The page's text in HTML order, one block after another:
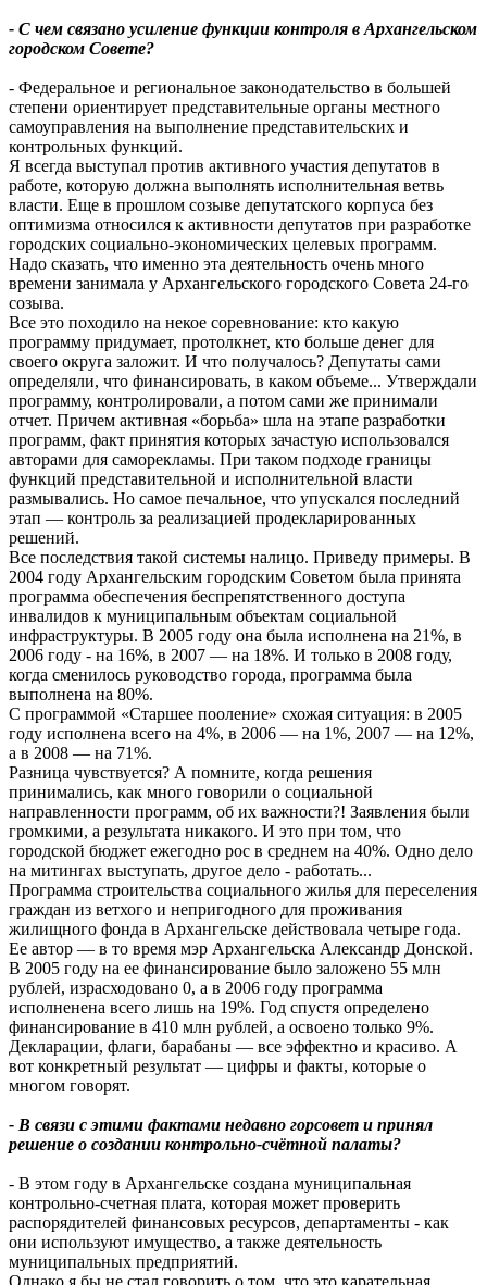
- С чем связано усиление функции контроля в Архангельском
городском Совете?
- Федеральное и региональное законодательство в большей
степени ориентирует представительные органы местного
самоуправления на выполнение представительских и
контрольных функций.
Я всегда выступал против активного участия депутатов в
работе, которую должна выполнять исполнительная ветвь
власти. Еще в прошлом созыве депутатского корпуса без
оптимизма относился к активности депутатов при разработке
городских социально-экономических целевых программ.
Надо сказать, что именно эта деятельность очень много
времени занимала у Архангельского городского Совета 24-го
созыва.
Все это походило на некое соревнование: кто какую
программу придумает, протолкнет, кто больше денег для
своего округа заложит. И что получалось? Депутаты сами
определяли, что финансировать, в каком объеме... Утверждали
программу, контролировали, а потом сами же принимали
отчет. Причем активная «борьба» шла на этапе разработки
программ, факт принятия которых зачастую использовался
авторами для саморекламы. При таком подходе границы
функций представительной и исполнительной власти
размывались. Но самое печальное, что упускался последний
этап — контроль за реализацией продекларированных
решений.
Все последствия такой системы налицо. Приведу примеры. В
2004 году Архангельским городским Советом была принята
программа обеспечения беспрепятственного доступа
инвалидов к муниципальным объектам социальной
инфраструктуры. В 2005 году она была исполнена на 21%, в
2006 году - на 16%, в 2007 — на 18%. И только в 2008 году,
когда сменилось руководство города, программа была
выполнена на 80%.
С программой «Старшее пооление» схожая ситуация: в 2005
году исполнена всего на 4%, в 2006 — на 1%, 2007 — на 12%,
а в 2008 — на 71%.
Разница чувствуется? А помните, когда решения
принимались, как много говорили о социальной
направленности программ, об их важности?! Заявления были
громкими, а результата никакого. И это при том, что
городской бюджет ежегодно рос в среднем на 40%. Одно дело
на митингах выступать, другое дело - работать...
Программа строительства социального жилья для переселения
граждан из ветхого и непригодного для проживания
жилищного фонда в Архангельске действовала четыре года.
Ее автор — в то время мэр Архангельска Александр Донской.
В 2005 году на ее финансирование было заложено 55 млн
рублей, израсходовано 0, а в 2006 году программа
исполненена всего лишь на 19%. Год спустя определено
финансирование в 410 млн рублей, а освоено только 9%.
Декларации, флаги, барабаны — все эффектно и красиво. А
вот конкретный результат — цифры и факты, которые о
многом говорят.
- В связи с этими фактами недавно горсовет и принял
решение о создании контрольно-счётной палаты?
- В этом году в Архангельске создана муниципальная
контрольно-счетная плата, которая может проверить
распорядителей финансовых ресурсов, департаменты - как
они используют имущество, а также деятельность
муниципальных предприятий.
Однако я бы не стал говорить о том, что это карательная